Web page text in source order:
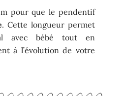
pour que le pendentif
. Cette longueur permet
avec bébé tout en
à l’évolution de votre